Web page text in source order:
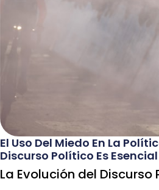
El Uso Del Miedo En La
Discurso Político Es
La Evolución del